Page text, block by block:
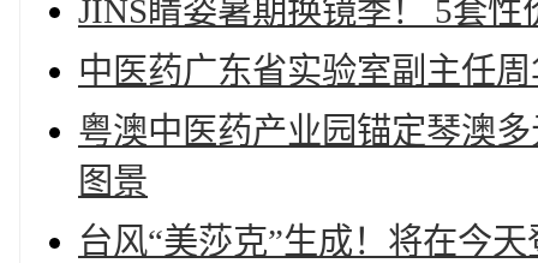
JINS睛姿暑期换镜季！ 5套
中医药广东省实验室副主任
粤澳中医药产业园锚定琴澳
图景
台风“美莎克”生成！将在今